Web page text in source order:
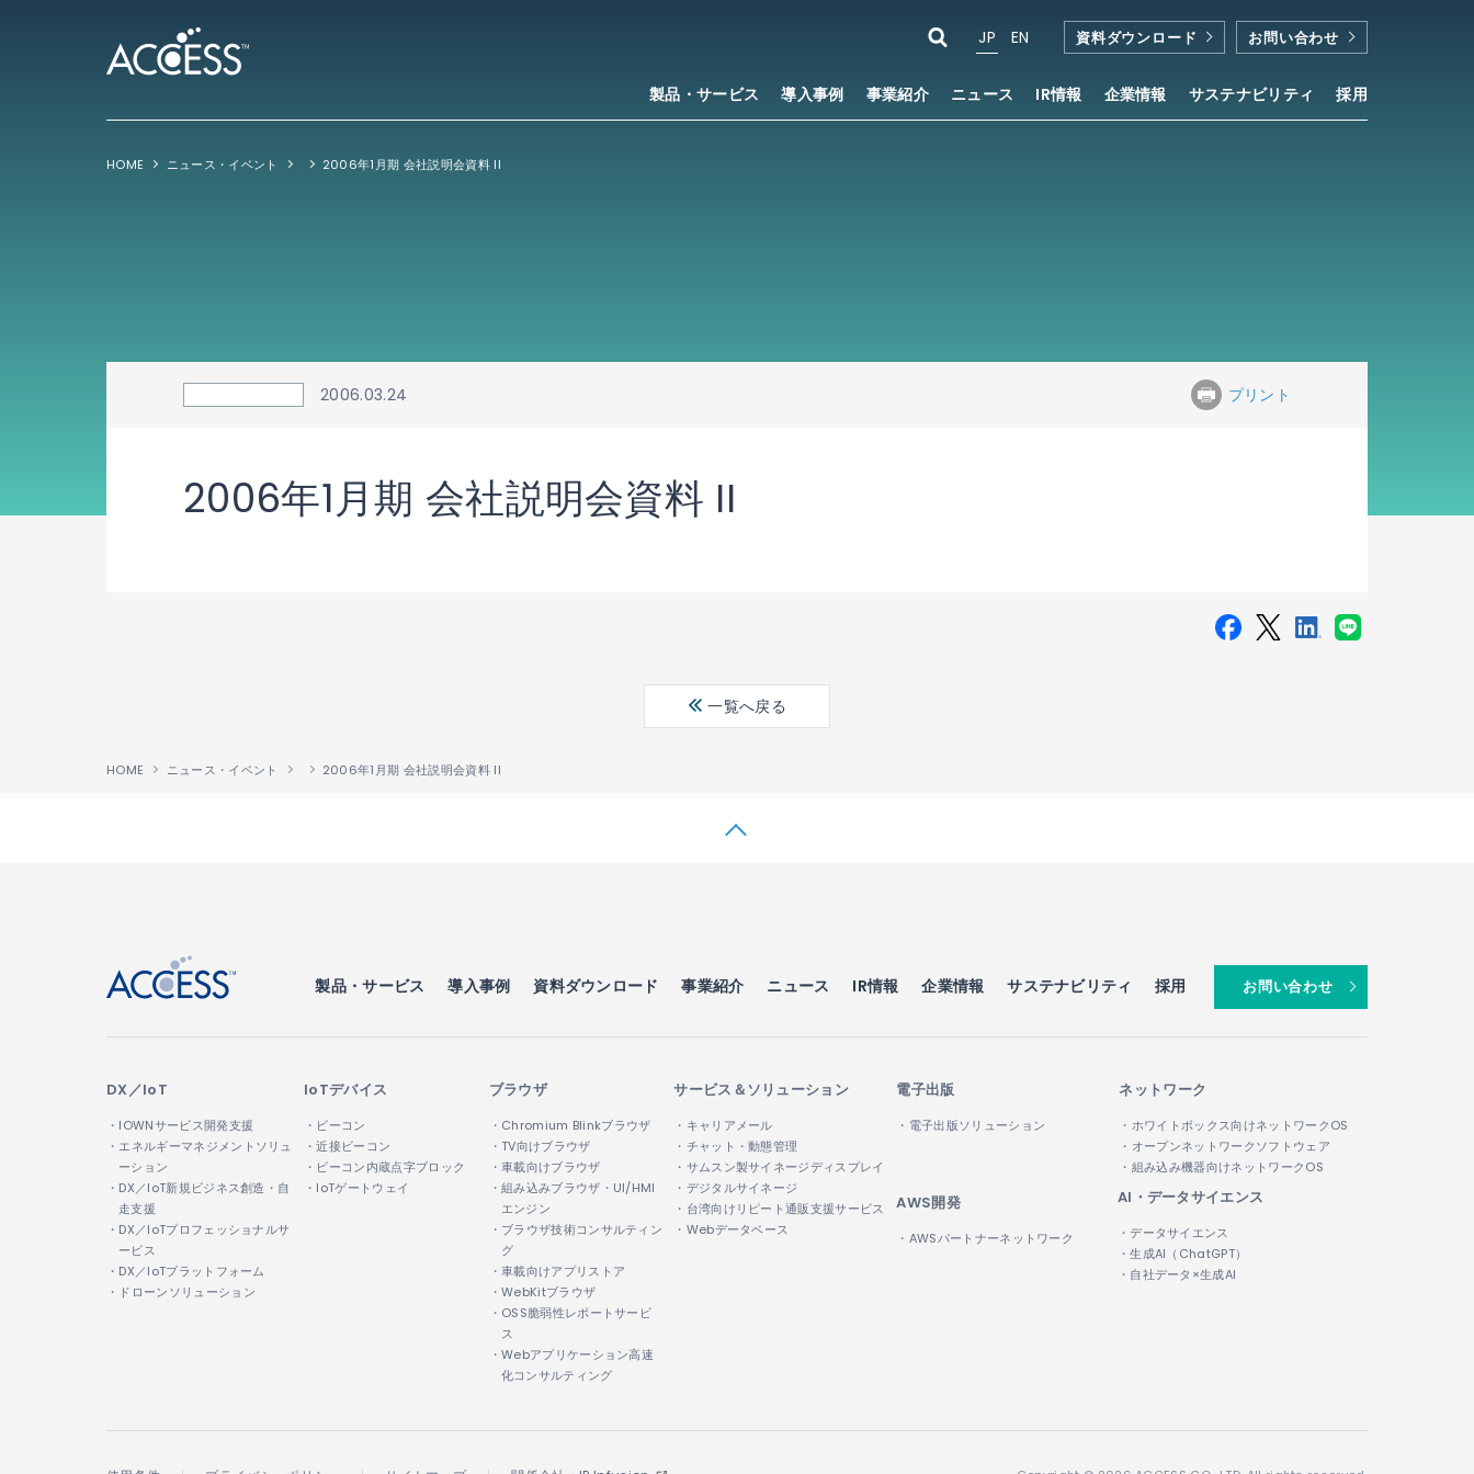
製品・サービス 導入事例 事業紹介 ニュース IR情報 企業情報 サステナビリティ 採用
JP EN 資料ダウンロード お問い合わせ
HOME ニュース・イベント 2006年1月期 会社説明会資料 II
2006.03.24 プリント
2006年1月期 会社説明会資料 II
一覧へ戻る
HOME ニュース・イベント 2006年1月期 会社説明会資料 II
製品・サービス 導入事例 資料ダウンロード 事業紹介 ニュース IR情報 企業情報 サステナビリティ 採用 お問い合わせ
DX／IoT
・IOWNサービス開発支援
・エネルギーマネジメントソリュ
ーション
・DX／IoT新規ビジネス創造・自
走支援
・DX／IoTプロフェッショナルサ
ービス
・DX／IoTプラットフォーム
・ドローンソリューション
IoTデバイス
・ビーコン
・近接ビーコン
・ビーコン内蔵点字ブロック
・IoTゲートウェイ
ブラウザ
・Chromium Blinkブラウザ
・TV向けブラウザ
・車載向けブラウザ
・組み込みブラウザ・UI/HMI
エンジン
・ブラウザ技術コンサルティン
グ
・車載向けアプリストア
・WebKitブラウザ
・OSS脆弱性レポートサービ
ス
・Webアプリケーション高速
化コンサルティング
サービス＆ソリューション
・キャリアメール
・チャット・動態管理
・サムスン製サイネージディスプレイ
・デジタルサイネージ
・台湾向けリピート通販支援サービス
・Webデータベース
電子出版
・電子出版ソリューション
ネットワーク
・ホワイトボックス向けネットワークOS
・オープンネットワークソフトウェア
・組み込み機器向けネットワークOS
AWS開発
・AWSパートナーネットワーク
AI・データサイエンス
・データサイエンス
・生成AI（ChatGPT）
・自社データ×生成AI